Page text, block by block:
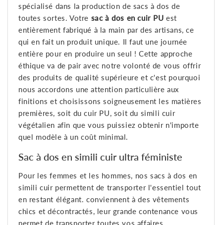
spécialisé dans la production de sacs à dos de
toutes sortes. Votre sac à dos en cuir PU est
entièrement fabriqué à la main par des artisans, ce
qui en fait un produit unique. Il faut une journée
entière pour en produire un seul ! Cette approche
éthique va de pair avec notre volonté de vous offrir
des produits de qualité supérieure et c'est pourquoi
nous accordons une attention particulière aux
finitions et choisissons soigneusement les matières
premières, soit du cuir PU, soit du simili cuir
végétalien afin que vous puissiez obtenir n'importe
quel modèle à un coût minimal.
Sac à dos en simili cuir ultra féministe
Pour les femmes et les hommes, nos sacs à dos en
simili cuir permettent de transporter l'essentiel tout
en restant élégant. conviennent à des vêtements
chics et décontractés, leur grande contenance vous
permet de transporter toutes vos affaires